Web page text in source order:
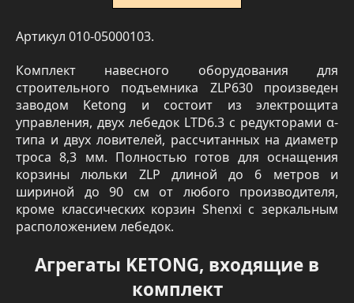
Артикул 010-05000103.
Комплект навесного оборудования для
строительного подъемника ZLP630 произведен
заводом Ketong и состоит из электрощита
управления, двух лебедок LTD6.3 с редукторами α-
типа и двух ловителей, рассчитанных на диаметр
троса 8,3 мм. Полностью готов для оснащения
корзины люльки ZLP длиной до 6 метров и
шириной до 90 см от любого производителя,
кроме классических корзин Shenxi с зеркальным
расположением лебедок.
Агрегаты KETONG, входящие в
комплект